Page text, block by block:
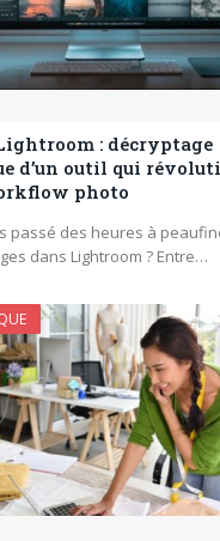
: décryptage
d’un outil qui
photo
passé des heures à
dans Lightroom ? Entre…